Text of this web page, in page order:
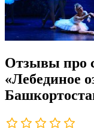
Отзывы про
«Лебединое